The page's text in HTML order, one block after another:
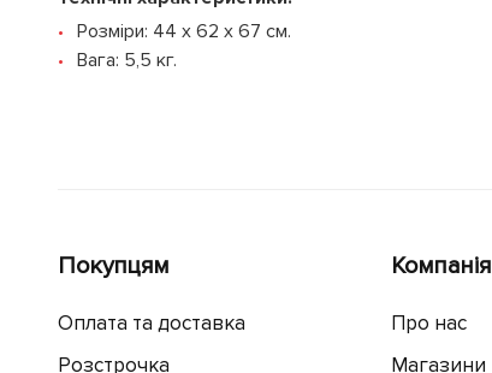
Розміри: 44 x 62 x 67 см.
Вага: 5,5 кг.
Покупцям
Оплата та доставка
Розстрочка
Компанія
Про нас
Магазини